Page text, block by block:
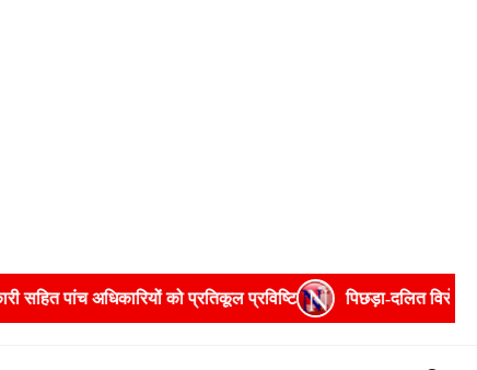
प्रविष्टि पिछड़ा-दलित विरोधी टिप्पणियों पर सुभासपा ने जताई